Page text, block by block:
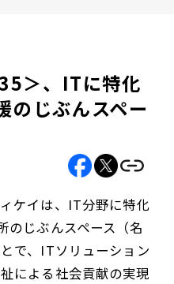
＞、ITに特化
のじぶんスペー
ケイは、IT分野に特化
のじぶんスペース（名
で、ITソリューション
による社会貢献の実現